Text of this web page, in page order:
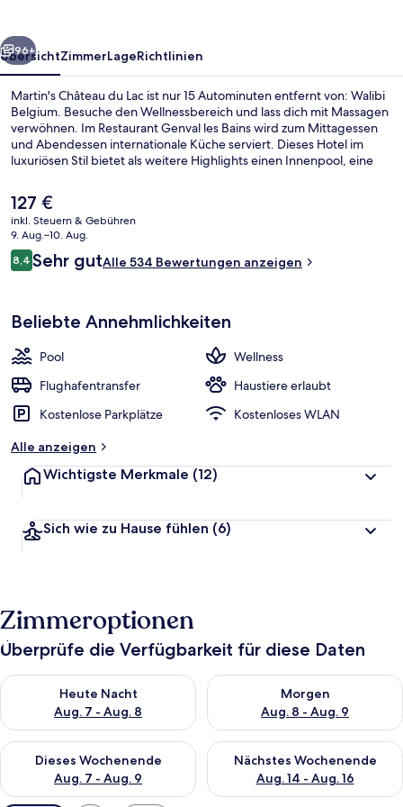
Weiter
96+
ÜbersichtZimmerLageRichtlinien
Martin's Château du Lac ist nur 15 Autominuten entfernt von: Walibi
Belgium. Besuche den Wellnessbereich und lass dich mit Massagen
verwöhnen. Im Restaurant Genval les Bains wird zum Mittagessen
und Abendessen internationale Küche serviert. Dieses Hotel im
luxuriösen Stil bietet als weitere Highlights einen Innenpool, eine
Der
aktuelle
Preis
beträgt
127 €.
127 €
inkl. Steuern & Gebühren
9. Aug.–10. Aug.
Bewertungen
8,48,4 von 10.
Sehr gutAlle 534 Bewertungen anzeigen
Beliebte Annehmlichkeiten
Pool
Wellness
Flughafentransfer
Haustiere erlaubt
Kostenlose Parkplätze
Kostenloses WLAN
Alle anzeigen
Wichtigste Merkmale (12)
Sich wie zu Hause fühlen (6)
Zimmeroptionen
Überprüfe die Verfügbarkeit für diese Daten
Heute Nacht
Aug. 7 - Aug. 8
Überprüfe die Verfügbarkeit für heute Nacht, Aug. 7 - Aug. 8.
Morgen
Aug. 8 - Aug. 9
Überprüfe die Verfügbarkeit
Dieses Wochenende
Aug. 7 - Aug. 9
Überprüfe die Verfügbarkeit für dieses Wochenende, Aug. 7
Nächstes Wochenende
Aug. 14 - Aug. 16
Überprüfe die Verfügbarkeit